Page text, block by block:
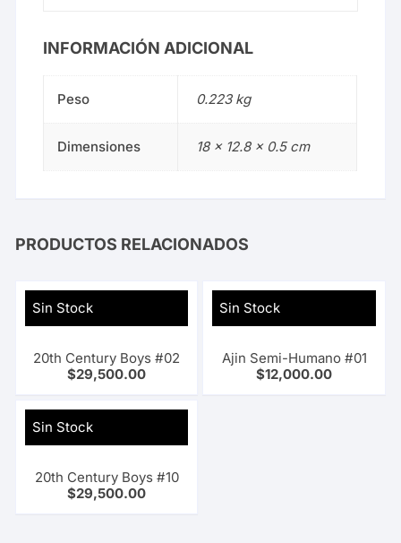
INFORMACIÓN ADICIONAL
Peso 0.223 kg
Dimensiones 18 × 12.8 × 0.5 cm
PRODUCTOS RELACIONADOS
Sin Stock
20th Century Boys #02
$29,500.00
Sin Stock
Ajin Semi-Humano #01
$12,000.00
Sin Stock
20th Century Boys #10
$29,500.00